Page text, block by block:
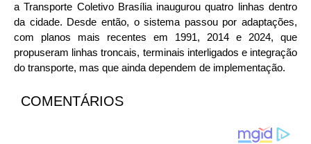
a Transporte Coletivo Brasília inaugurou quatro linhas dentro
da cidade. Desde então, o sistema passou por adaptações,
com planos mais recentes em 1991, 2014 e 2024, que
propuseram linhas troncais, terminais interligados e integração
do transporte, mas que ainda dependem de implementação.
COMENTÁRIOS